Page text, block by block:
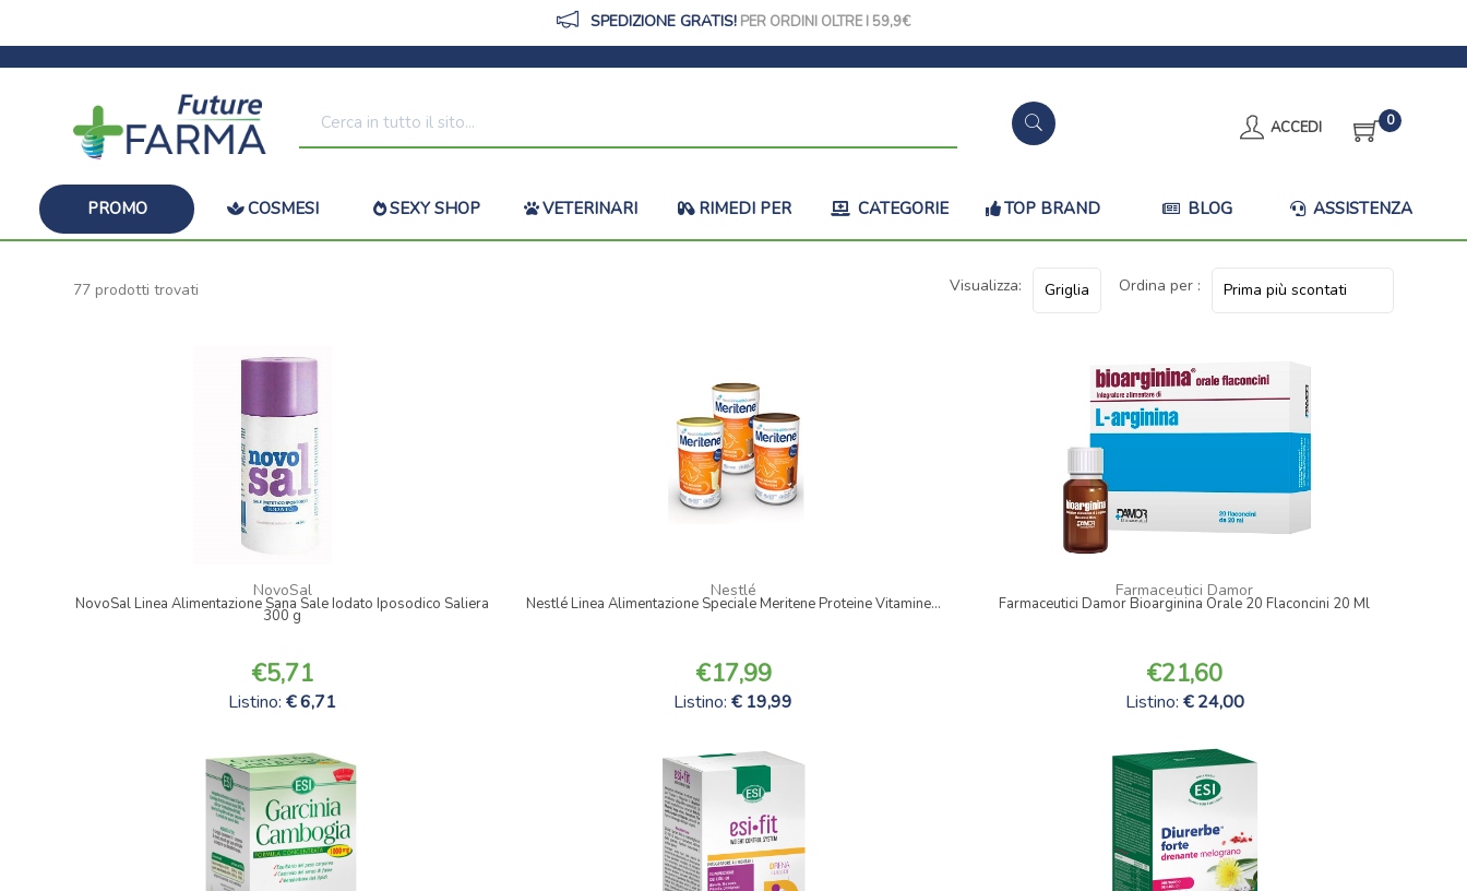
SPEDIZIONE GRATIS! PER ORDINI OLTRE I 59,9
ACCEDI 0
PROMO COSMESI SEXY SHOP VETERINARI RIMEDI PER CATEGORIE TOP BRAND BLOG ASSISTENZA
77 prodotti trovati Visualizza: Ordina per :
NovoSal
NovoSal Linea Alimentazione Sana Sale Iodato Iposodico Saliera
300 g
5,71
Listino:6,71
Nestlé
Nestlé Linea Alimentazione Speciale Meritene Proteine Vitamine...
17,99
Listino:19,99
Farmaceutici Damor
Farmaceutici Damor Bioarginina Orale 20 Flaconcini 20 Ml
21,60
Listino: 24,00